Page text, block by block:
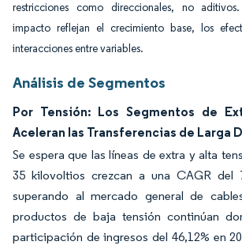
restricciones como direccionales, no
impacto reflejan el crecimiento base, los
interacciones entre variables.
Análisis de Segmentos
Por Tensión: Los Segmentos de
Aceleran las Transferencias de Larga
Se espera que las líneas de extra y alta
35 kilovoltios crezcan a una CAGR del
superando al mercado general de
productos de baja tensión continúan
participación de ingresos del 46,12% en